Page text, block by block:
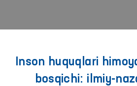
Inson huquqlari
bosqichi: ilmiy-